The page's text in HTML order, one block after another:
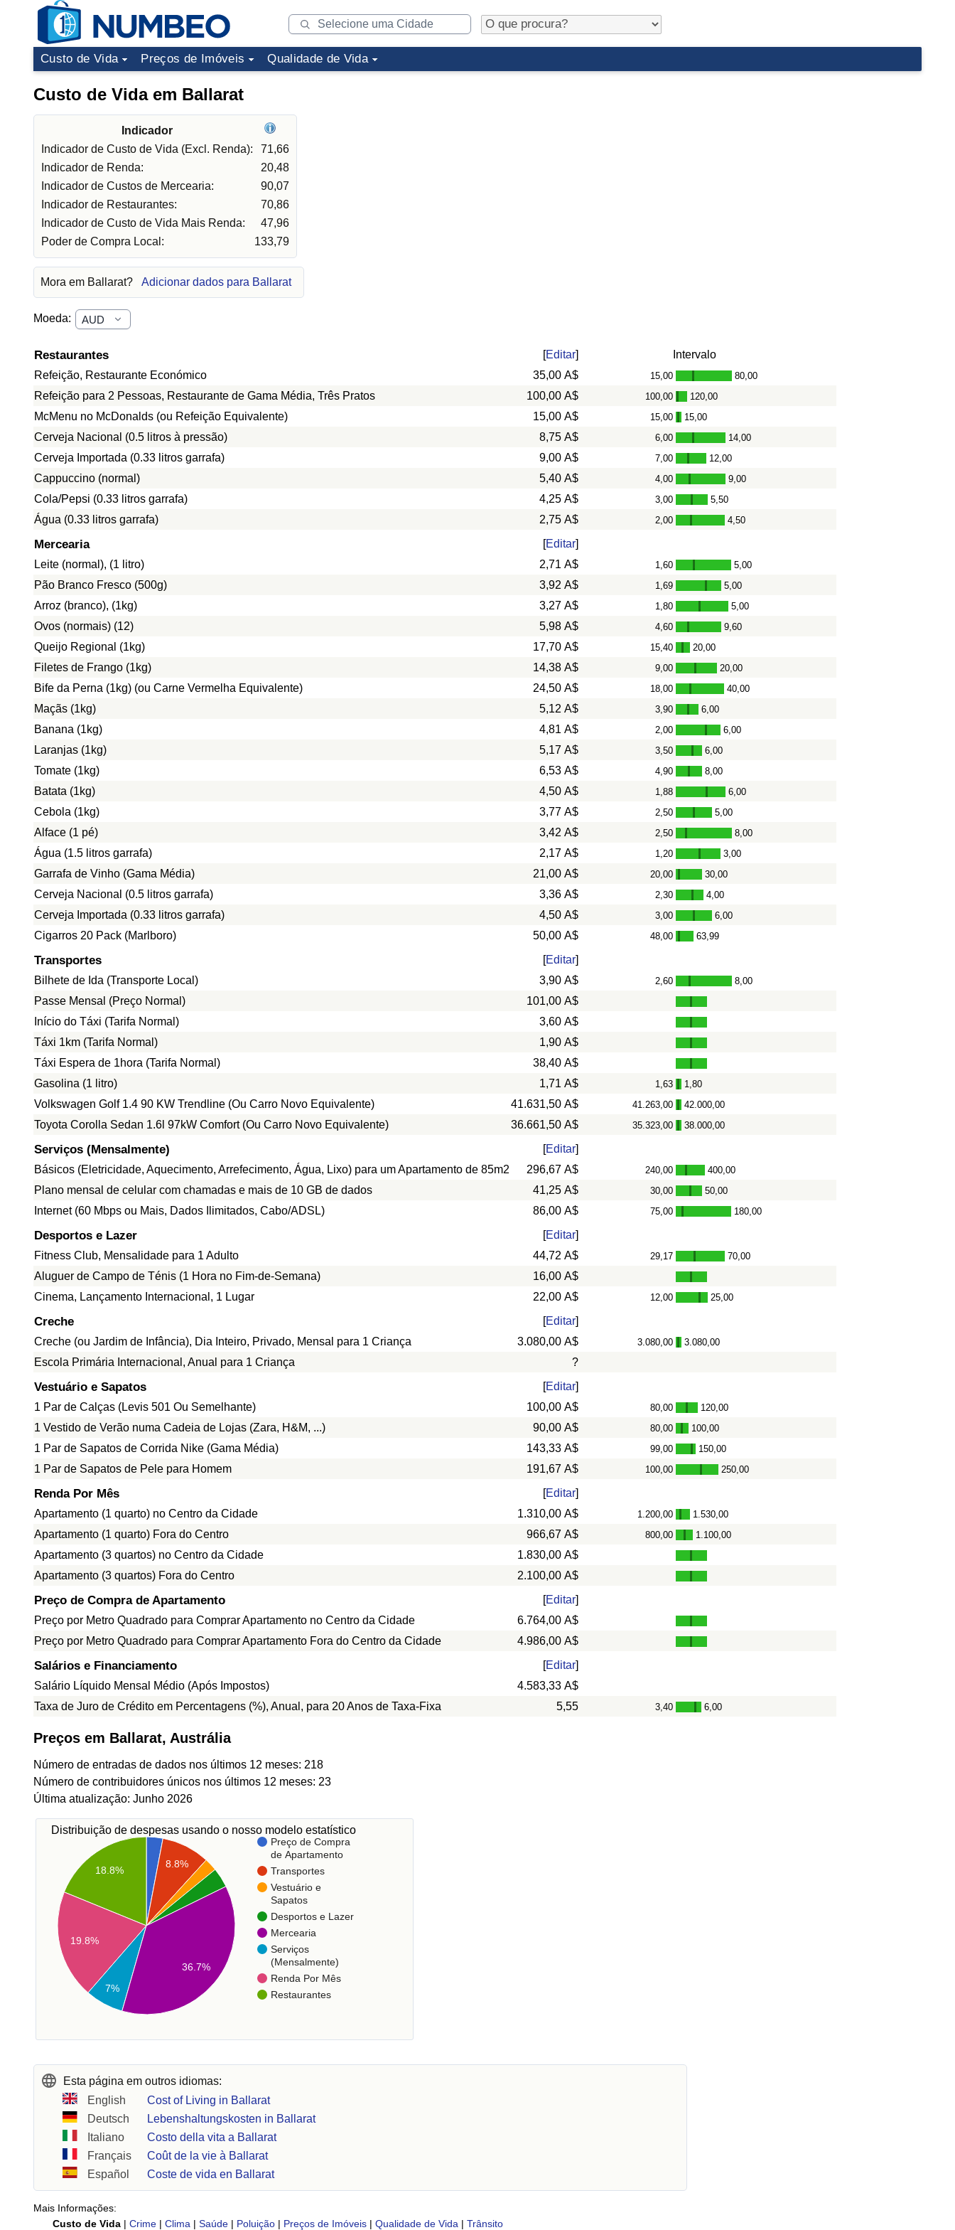
Custo de Vida Preços de Imóveis Qualidade de Vida
Custo de Vida em Ballarat
Indicador
Indicador de Custo de Vida (Excl. Renda):
71,66
Indicador de Renda:
20,48
Indicador de Custos de Mercearia:
90,07
Indicador de Restaurantes:
70,86
Indicador de Custo de Vida Mais Renda:
47,96
Poder de Compra Local:
133,79
Mora em Ballarat? Adicionar dados para Ballarat
Moeda:
Restaurantes [Editar]
Intervalo
Refeição, Restaurante Económico
35,00 A$ 15,00 - 80,00
Refeição para 2 Pessoas, Restaurante de Gama Média, Três Pratos 100,00 A$ 100,00 - 120,00
McMenu no McDonalds (ou Refeição Equivalente) 15,00 A$ 15,00 - 15,00
Cerveja Nacional (0.5 litros à pressão) 8,75 A$ 6,00 - 14,00
Cerveja Importada (0.33 litros garrafa) 9,00 A$ 7,00 - 12,00
Cappuccino (normal) 5,40 A$ 4,00 - 9,00
Cola/Pepsi (0.33 litros garrafa) 4,25 A$ 3,00 - 5,50
Água (0.33 litros garrafa) 2,75 A$ 2,00 - 4,50
Mercearia [Editar]
Leite (normal), (1 litro)
2,71 A$ 1,60 - 5,00
Pão Branco Fresco (500g) 3,92 A$ 1,69 - 5,00
Arroz (branco), (1kg) 3,27 A$ 1,80 - 5,00
Ovos (normais) (12) 5,98 A$ 4,60 - 9,60
Queijo Regional (1kg) 17,70 A$ 15,40 - 20,00
Filetes de Frango (1kg) 14,38 A$ 9,00 - 20,00
Bife da Perna (1kg) (ou Carne Vermelha Equivalente) 24,50 A$ 18,00 - 40,00
Maçãs (1kg) 5,12 A$ 3,90 - 6,00
Banana (1kg) 4,81 A$ 2,00 - 6,00
Laranjas (1kg) 5,17 A$ 3,50 - 6,00
Tomate (1kg) 6,53 A$ 4,90 - 8,00
Batata (1kg) 4,50 A$ 1,88 - 6,00
Cebola (1kg) 3,77 A$ 2,50 - 5,00
Alface (1 pé) 3,42 A$ 2,50 - 8,00
Água (1.5 litros garrafa) 2,17 A$ 1,20 - 3,00
Garrafa de Vinho (Gama Média) 21,00 A$ 20,00 - 30,00
Cerveja Nacional (0.5 litros garrafa) 3,36 A$ 2,30 - 4,00
Cerveja Importada (0.33 litros garrafa) 4,50 A$ 3,00 - 6,00
Cigarros 20 Pack (Marlboro) 50,00 A$ 48,00 - 63,99
Transportes [Editar]
Bilhete de Ida (Transporte Local)
3,90 A$ 2,60 - 8,00
Passe Mensal (Preço Normal)
101,00 A$
Início do Táxi (Tarifa Normal)
3,60 A$
Táxi 1km (Tarifa Normal)
1,90 A$
Táxi Espera de 1hora (Tarifa Normal)
38,40 A$
Gasolina (1 litro)
1,71 A$ 1,63 - 1,80
Volkswagen Golf 1.4 90 KW Trendline (Ou Carro Novo Equivalente) 41.631,50 A$ 41.263,00 - 42.000,00
Toyota Corolla Sedan 1.6l 97kW Comfort (Ou Carro Novo Equivalente) 36.661,50 A$ 35.323,00 - 38.000,00
Serviços (Mensalmente) [Editar]
Básicos (Eletricidade, Aquecimento, Arrefecimento, Água, Lixo) para um Apartamento de 85m2
296,67 A$ 240,00 - 400,00
Plano mensal de celular com chamadas e mais de 10 GB de dados 41,25 A$ 30,00 - 50,00
Internet (60 Mbps ou Mais, Dados Ilimitados, Cabo/ADSL) 86,00 A$ 75,00 - 180,00
Desportos e Lazer [Editar]
Fitness Club, Mensalidade para 1 Adulto
44,72 A$ 29,17 - 70,00
Aluguer de Campo de Ténis (1 Hora no Fim-de-Semana)
16,00 A$
Cinema, Lançamento Internacional, 1 Lugar
22,00 A$ 12,00 - 25,00
Creche [Editar]
Creche (ou Jardim de Infância), Dia Inteiro, Privado, Mensal para 1 Criança
3.080,00 A$ 3.080,00 - 3.080,00
Escola Primária Internacional, Anual para 1 Criança ?
Vestuário e Sapatos [Editar]
1 Par de Calças (Levis 501 Ou Semelhante)
100,00 A$ 80,00 - 120,00
1 Vestido de Verão numa Cadeia de Lojas (Zara, H&M, ...) 90,00 A$ 80,00 - 100,00
1 Par de Sapatos de Corrida Nike (Gama Média) 143,33 A$ 99,00 - 150,00
1 Par de Sapatos de Pele para Homem 191,67 A$ 100,00 - 250,00
Renda Por Mês [Editar]
Apartamento (1 quarto) no Centro da Cidade
1.310,00 A$ 1.200,00 - 1.530,00
Apartamento (1 quarto) Fora do Centro 966,67 A$ 800,00 - 1.100,00
Apartamento (3 quartos) no Centro da Cidade
1.830,00 A$
Apartamento (3 quartos) Fora do Centro
2.100,00 A$
Preço de Compra de Apartamento [Editar]
Preço por Metro Quadrado para Comprar Apartamento no Centro da Cidade
6.764,00 A$
Preço por Metro Quadrado para Comprar Apartamento Fora do Centro da Cidade
4.986,00 A$
Salários e Financiamento [Editar]
Salário Líquido Mensal Médio (Após Impostos)
4.583,33 A$
Taxa de Juro de Crédito em Percentagens (%), Anual, para 20 Anos de Taxa-Fixa
5,55 3,40 - 6,00
Preços em Ballarat, Austrália
Número de entradas de dados nos últimos 12 meses: 218
Número de contribuidores únicos nos últimos 12 meses: 23
Última atualização: Junho 2026
Distribuição de despesas usando o nosso modelo estatístico
Preço de Compra
de Apartamento
Transportes
Vestuário e
Sapatos
Desportos e Lazer
Mercearia
Serviços
(Mensalmente)
Renda Por Mês
Restaurantes
8.8%
18.8%
19.8%
7%
36.7%
Esta página em outros idiomas:
English
Cost of Living in Ballarat
Deutsch
Lebenshaltungskosten in Ballarat
Italiano
Costo della vita a Ballarat
Français
Coût de la vie à Ballarat
Español
Coste de vida en Ballarat
Mais Informações:
Custo de Vida | Crime | Clima | Saúde | Poluição | Preços de Imóveis | Qualidade de Vida | Trânsito